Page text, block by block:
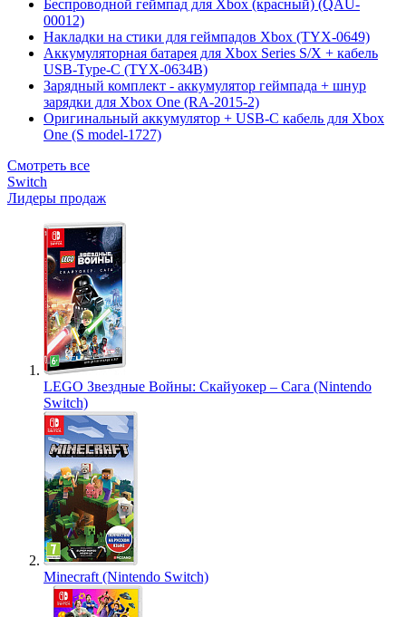
Беспроводной геймпад для Xbox (красный) (QAU-
00012)
Накладки на стики для геймпадов Xbox (TYX-0649)
Аккумуляторная батарея для Xbox Series S/X + кабель
USB-Type-C (TYX-0634B)
Зарядный комплект - аккумулятор геймпада + шнур
зарядки для Xbox One (RA-2015-2)
Оригинальный аккумулятор + USB-C кабель для Xbox
One (S model-1727)
Смотреть все
Switch
Лидеры продаж
LEGO Звездные Войны: Скайуокер – Сага (Nintendo
Switch)
Minecraft (Nintendo Switch)